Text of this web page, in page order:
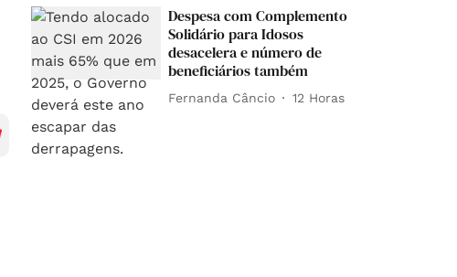
Despesa com Complemento
Solidário para Idosos
desacelera e número de
beneficiários também
Fernanda Câncio 12 Horas